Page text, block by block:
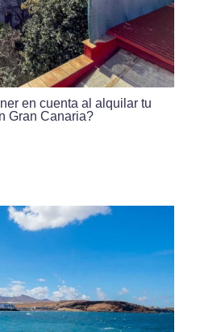
en cuenta al alquilar tu
Gran Canaria?